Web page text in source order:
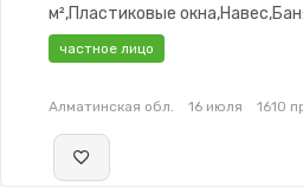
м²,Пластиковые
частное лицо
Алматинская обл. 16 июля 1610